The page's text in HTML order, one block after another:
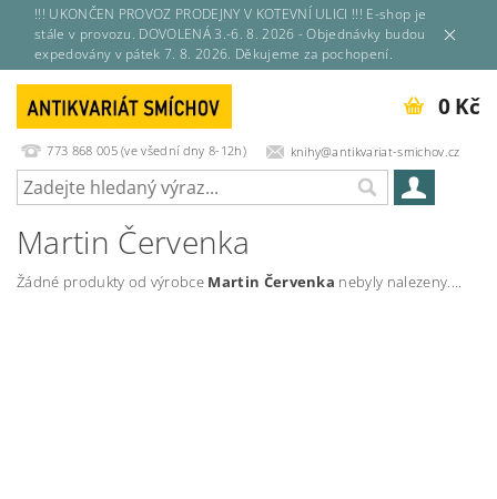
!!! UKONČEN PROVOZ PRODEJNY V KOTEVNÍ ULICI !!! E-shop je
stále v provozu. DOVOLENÁ 3.-6. 8. 2026 - Objednávky budou
expedovány v pátek 7. 8. 2026. Děkujeme za pochopení.
773 868 005 (ve všední dny 8-12h) knihy@antikvariat-smichov.cz
0 Kč
Martin Červenka
Žádné produkty od výrobce Martin Červenka nebyly nalezeny....